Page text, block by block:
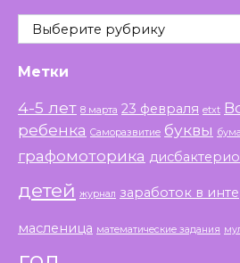
Рубрики
Метки
4-5 лет 8 марта 23 февраля etxt
ребенка Саморазвитие буквы
графомоторика
детей журнал заработок в
масленица математические задания